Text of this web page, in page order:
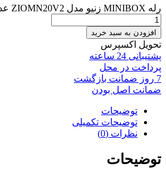
رله MINIBOX زنیو مدل ZIOMN20V2 عدد
افزودن به سبد خرید
تحویل اکسپرس
پشتیبانی 24 ساعته
پرداخت در محل
7 روز ضمانت بازگشت
ضمانت اصل بودن
توضیحات
توضیحات تکمیلی
نظرات (0)
توضیحات